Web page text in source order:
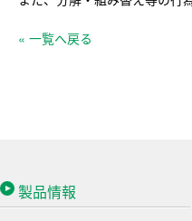
« 一覧へ戻る
製品情報